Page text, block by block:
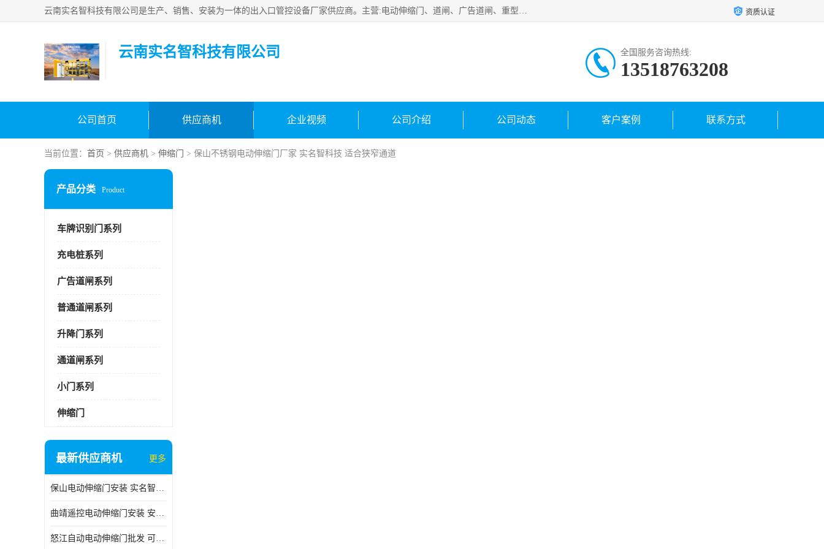
云南实名智科技有限公司是生产、销售、安装为一体的出入口管控设备厂家供应商。主营:电动伸缩门、道闸、广告道闸、重型空降闸、车牌识别、门禁通道、升降柱、岗亭、旗杆等智能设备。主营产品: 电动伸缩门,道闸门禁,车牌识别 生产、销售、安装为一体的出入口管控设备厂家源头供应商。 资质认证
云南实名智科技有限公司 全国服务咨询热线:
13518763208
公司首页 供应商机 企业视频 公司介绍 公司动态 客户案例 联系方式
当前位置： 首页 > 供应商机 > 伸缩门 > 保山不锈钢电动伸缩门厂家 实名智科技 适合狭窄通道
产品分类 Product
车牌识别门系列
充电桩系列
广告道闸系列
普通道闸系列
升降门系列
通道闸系列
小门系列
伸缩门
最新供应商机 更多
保山电动伸缩门安装 实名智科技 安全性高
曲靖遥控电动伸缩门安装 安全性高
怒江自动电动伸缩门批发 可按需定制